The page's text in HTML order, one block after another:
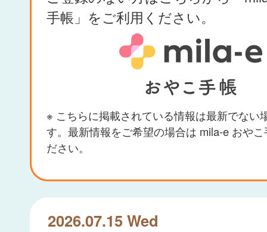
手帳」をご利用ください。
※ こちらに掲載されている情報は最新でない
す。最新情報をご希望の場合は mila-e おや
ださい。
2026.07.15 Wed